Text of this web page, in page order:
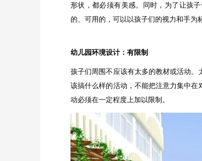
形状，都必须有美感。同时，为了让孩
的、可用的，可以以孩子们的视力和手为
幼儿园环境设计：有限制
孩子们周围不应该有太多的教材或活动
该搞什么样的活动，不能把注意力集中
动必须在一定程度上加以限制。